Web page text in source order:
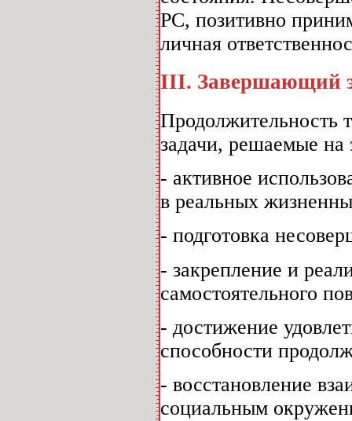
PC, позитивно
личная
III. Завершающий
Продолжительность
задачи, решаемые на
- активное
в реальных
- подготовка
- закрепление и
самостоятельного
- достижение
способности
- восстановление
социальным